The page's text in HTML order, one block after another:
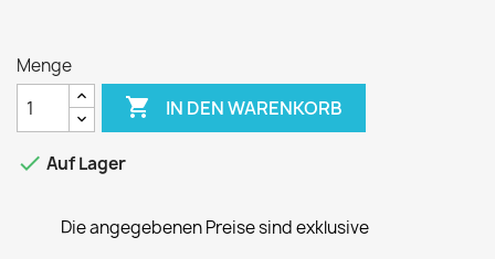
Menge
 IN DEN WARENKORB
 Auf Lager
Die angegebenen Preise sind exklusive